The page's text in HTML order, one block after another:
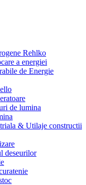
Rehlko
a energiei
de Energie
de lumina
& Utilaje constructii
deseurilor